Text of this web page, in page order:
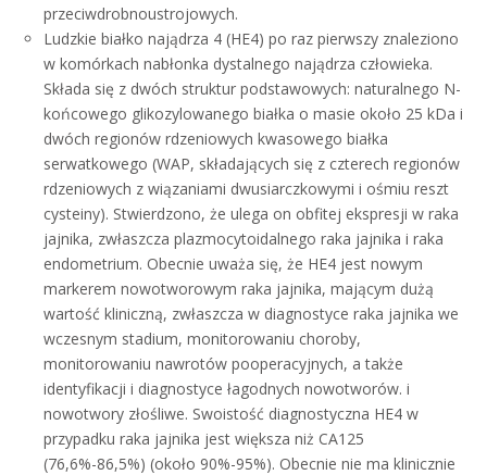
przeciwdrobnoustrojowych.
Ludzkie białko najądrza 4 (HE4) po raz pierwszy znaleziono
w komórkach nabłonka dystalnego najądrza człowieka.
Składa się z dwóch struktur podstawowych: naturalnego N-
końcowego glikozylowanego białka o masie około 25 kDa i
dwóch regionów rdzeniowych kwasowego białka
serwatkowego (WAP, składających się z czterech regionów
rdzeniowych z wiązaniami dwusiarczkowymi i ośmiu reszt
cysteiny). Stwierdzono, że ulega on obfitej ekspresji w raka
jajnika, zwłaszcza plazmocytoidalnego raka jajnika i raka
endometrium. Obecnie uważa się, że HE4 jest nowym
markerem nowotworowym raka jajnika, mającym dużą
wartość kliniczną, zwłaszcza w diagnostyce raka jajnika we
wczesnym stadium, monitorowaniu choroby,
monitorowaniu nawrotów pooperacyjnych, a także
identyfikacji i diagnostyce łagodnych nowotworów. i
nowotwory złośliwe. Swoistość diagnostyczna HE4 w
przypadku raka jajnika jest większa niż CA125
(76,6%-86,5%) (około 90%-95%). Obecnie nie ma klinicznie